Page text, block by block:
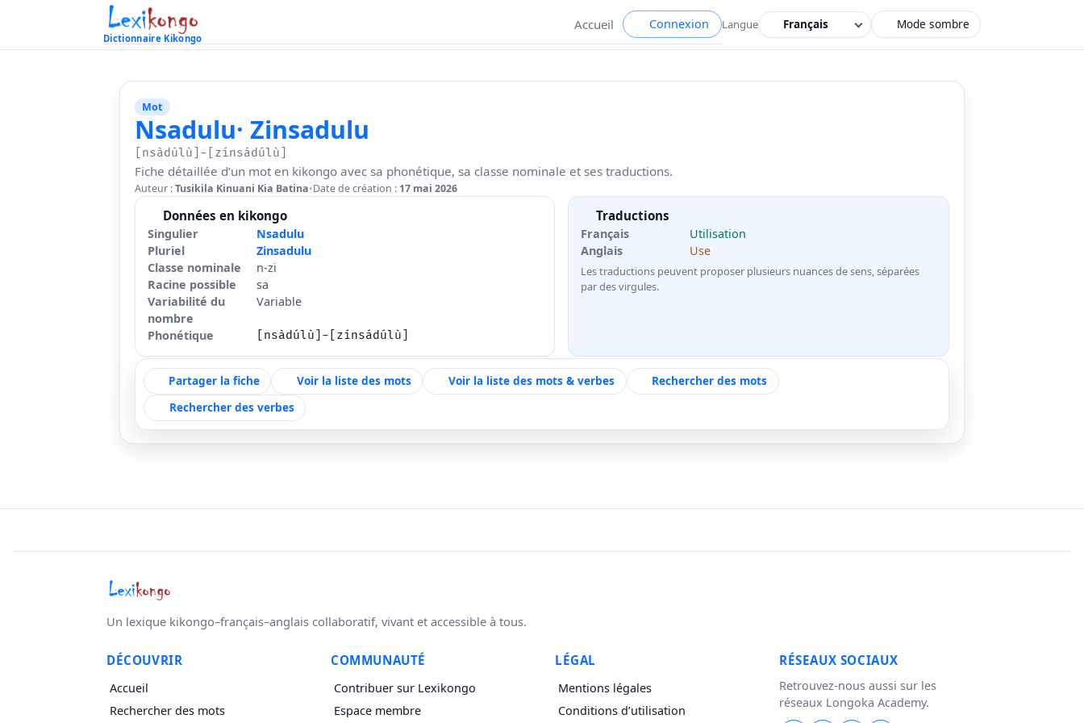
Dictionnaire Kikongo
Accueil Connexion Langue Mode sombre
Mot
Nsadulu· Zinsadulu
[nsàdúlù]-[zínsádúlù]
Fiche détaillée d’un mot en kikongo avec sa phonétique, sa classe nominale et ses traductions.
Auteur :Tusikila Kinuani Kia Batina•Date de création : 17 mai 2026
Données en kikongo
Singulier
Nsadulu
Pluriel
Zinsadulu
Classe nominale
n-zi
Racine possible
sa
Variabilité du
nombre
Variable
Phonétique [nsàdúlù]-[zínsádúlù]
Traductions
Français
Utilisation
Anglais
Use
Les traductions peuvent proposer plusieurs nuances de sens, séparées
par des virgules.
Partager la fiche Voir la liste des mots Voir la liste des mots & verbes
Rechercher des mots
Rechercher des verbes
Un lexique kikongo–français–anglais collaboratif, vivant et accessible à tous.
DÉCOUVRIR
Accueil
Rechercher des mots
COMMUNAUTÉ
Contribuer sur Lexikongo
Espace membre
LÉGAL
Mentions légales
Conditions d’utilisation
RÉSEAUX SOCIAUX
Retrouvez-nous aussi sur les
réseaux Longoka Academy.